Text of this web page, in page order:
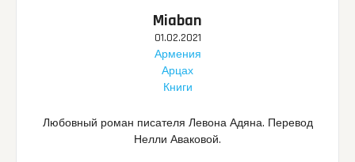
Miaban
01.02.2021
Армения
Арцах
Книги
Любовный роман писателя Левона Адяна. Перевод
Нелли Аваковой.